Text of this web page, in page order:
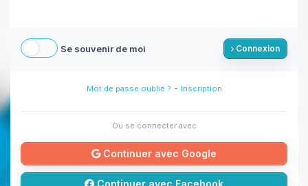
Se souvenir de moi Connexion
Mot de passe oublié ? - Inscription
Ou se connecter avec
Continuer avec Google
Continuer avec Facebook